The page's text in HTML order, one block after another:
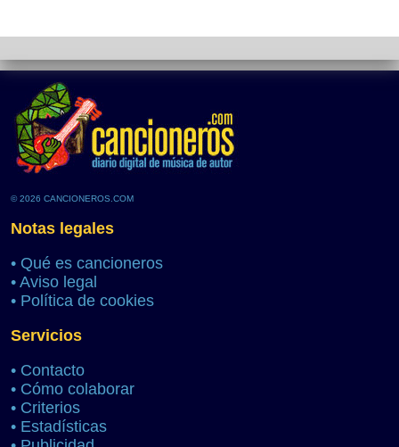
© 2026 CANCIONEROS.COM
Notas legales
• Qué es cancioneros
• Aviso legal
• Política de cookies
Servicios
• Contacto
• Cómo colaborar
• Criterios
• Estadísticas